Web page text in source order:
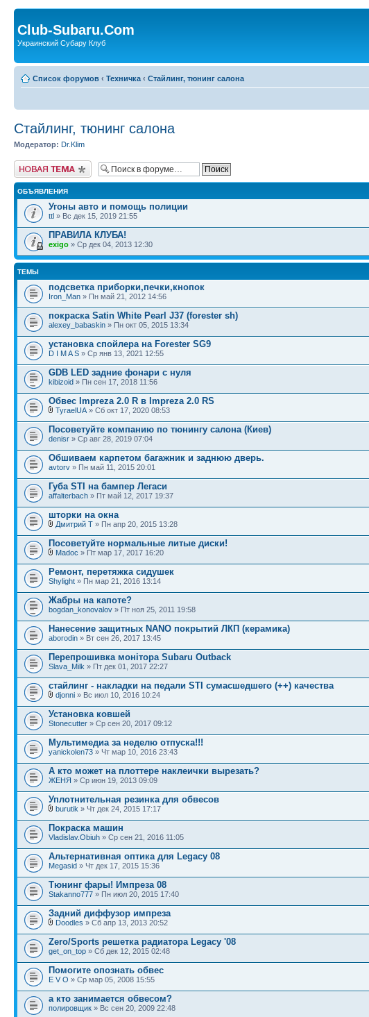
Club-Subaru.Com
Украинский Субару Клуб
Список форумов ‹ Техничка ‹ Стайлинг, тюнинг салона
Стайлинг, тюнинг салона
Модератор: Dr.Klim
Новая тема
ОБЪЯВЛЕНИЯ
Угоны авто и помощь полиции
ttl » Вс дек 15, 2019 21:55
ПРАВИЛА КЛУБА!
exigo » Ср дек 04, 2013 12:30
ТЕМЫ
подсветка приборки,печки,кнопок
Iron_Man » Пн май 21, 2012 14:56
покраска Satin White Pearl J37 (forester sh)
alexey_babaskin » Пн окт 05, 2015 13:34
установка спойлера на Forester SG9
D I M A S » Ср янв 13, 2021 12:55
GDB LED задние фонари c нуля
kibizoid » Пн сен 17, 2018 11:56
Обвес Impreza 2.0 R в Impreza 2.0 RS
TyraelUA » Сб окт 17, 2020 08:53
Посоветуйте компанию по тюнингу салона (Киев)
denisr » Ср авг 28, 2019 07:04
Обшиваем карпетом багажник и заднюю дверь.
avtorv » Пн май 11, 2015 20:01
Губа STI на бампер Легаси
affalterbach » Пт май 12, 2017 19:37
шторки на окна
Дмитрий Т » Пн апр 20, 2015 13:28
Посоветуйте нормальные литые диски!
Madoc » Пт мар 17, 2017 16:20
Ремонт, перетяжка сидушек
Shylight » Пн мар 21, 2016 13:14
Жабры на капоте?
bogdan_konovalov » Пт ноя 25, 2011 19:58
Нанесение защитных NANO покрытий ЛКП (керамика)
aborodin » Вт сен 26, 2017 13:45
Перепрошивка монітора Subaru Outback
Slava_Milk » Пт дек 01, 2017 22:27
стайлинг - накладки на педали STI сумасшедшего (++) качества
djonni » Вс июл 10, 2016 10:24
Установка ковшей
Stonecutter » Ср сен 20, 2017 09:12
Мультимедиа за неделю отпуска!!!
yanickolen73 » Чт мар 10, 2016 23:43
А кто может на плоттере наклеички вырезать?
ЖЕНЯ » Ср июн 19, 2013 09:09
Уплотнительная резинка для обвесов
burutik » Чт дек 24, 2015 17:17
Покраска машин
Vladislav.Obiuh » Ср сен 21, 2016 11:05
Альтернативная оптика для Legacy 08
Megasid » Чт дек 17, 2015 15:36
Тюнинг фары! Импреза 08
Stakanno777 » Пн июл 20, 2015 17:40
Задний диффузор импреза
Doodles » Сб апр 13, 2013 20:52
Zero/Sports решетка радиатора Legacy '08
get_on_top » Сб дек 12, 2015 02:48
Помогите опознать обвес
E V O » Ср мар 05, 2008 15:55
а кто занимается обвесом?
полировщик » Вс сен 20, 2009 22:48